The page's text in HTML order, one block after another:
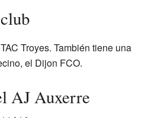
Troyes. También tiene una
el Dijon FCO.
AJ Auxerre